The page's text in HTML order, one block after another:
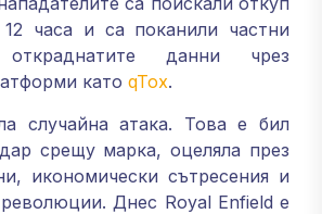
часа и са поканили частни
данни чрез
като qTox.
случайна атака. Това е бил
срещу марка, оцеляла през
икономически сътресения и
Днес Royal Enfield е